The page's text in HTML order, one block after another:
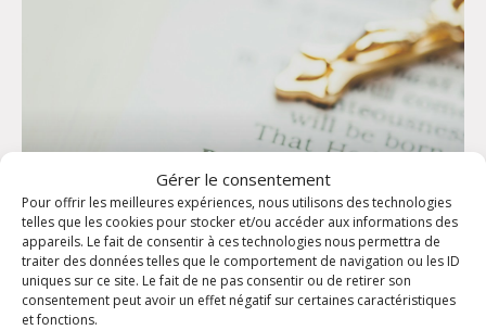
Gérer le consentement
Pour offrir les meilleures expériences, nous utilisons des technologies
telles que les cookies pour stocker et/ou accéder aux informations des
appareils. Le fait de consentir à ces technologies nous permettra de
traiter des données telles que le comportement de navigation ou les ID
uniques sur ce site. Le fait de ne pas consentir ou de retirer son
consentement peut avoir un effet négatif sur certaines caractéristiques
et fonctions.
Office des Laudes